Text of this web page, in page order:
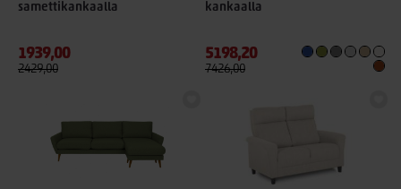
samettikankaalla
1939,00
2429,00
kankaalla
5198,20
7426,00